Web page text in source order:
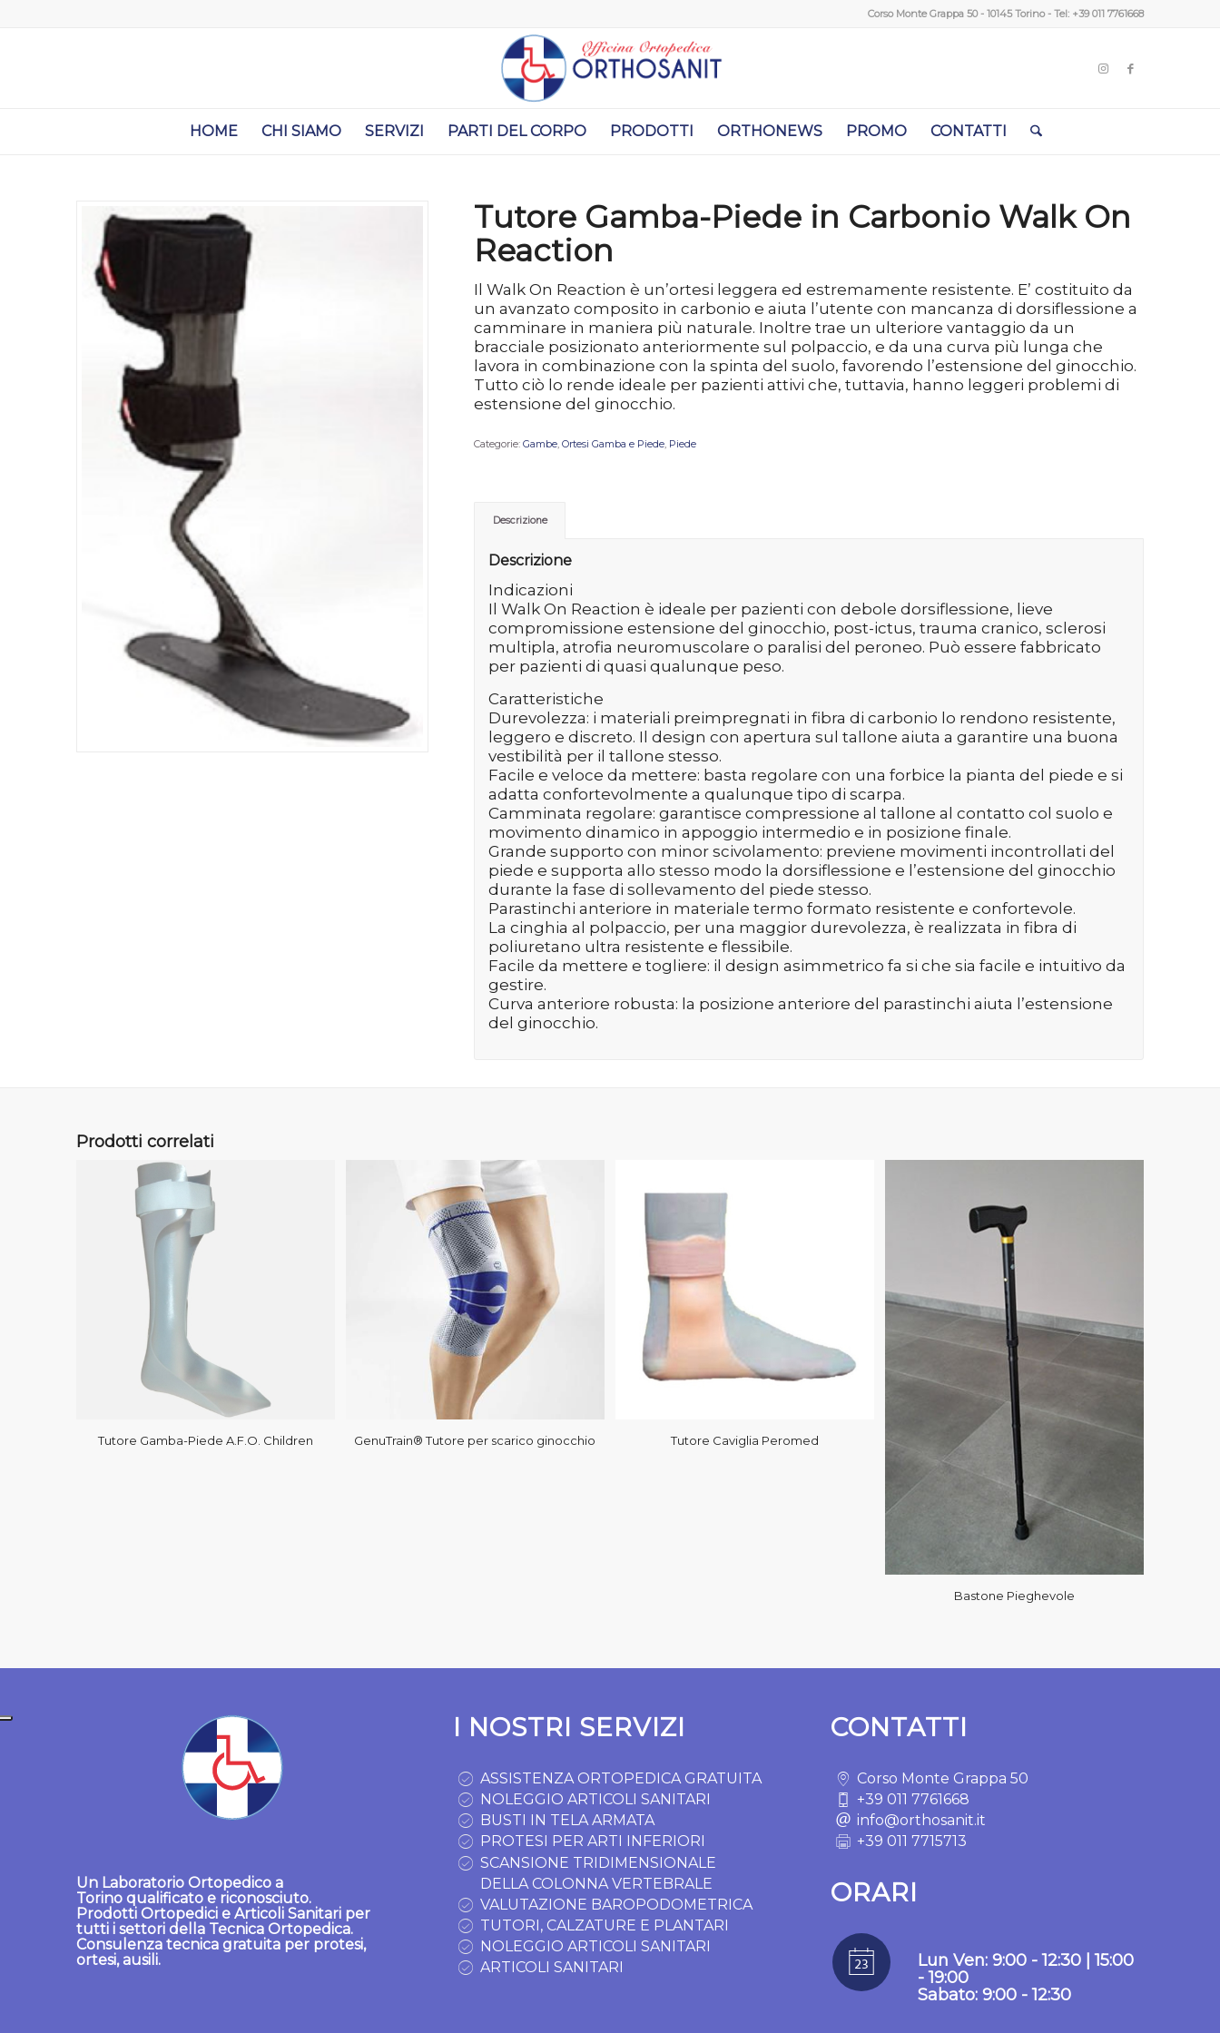
Corso Monte Grappa 50 - 10145 Torino - Tel: +39 011 7761668
HOME CHI SIAMO SERVIZI PARTI DEL CORPO PRODOTTI ORTHONEWS PROMO CONTATTI
Tutore Gamba-Piede in Carbonio Walk On
Reaction
Il Walk On Reaction è un’ortesi leggera ed estremamente resistente. E’ costituito da
un avanzato composito in carbonio e aiuta l’utente con mancanza di dorsiflessione a
camminare in maniera più naturale. Inoltre trae un ulteriore vantaggio da un
bracciale posizionato anteriormente sul polpaccio, e da una curva più lunga che
lavora in combinazione con la spinta del suolo, favorendo l’estensione del ginocchio.
Tutto ciò lo rende ideale per pazienti attivi che, tuttavia, hanno leggeri problemi di
estensione del ginocchio.
Categorie: Gambe, Ortesi Gamba e Piede, Piede
Descrizione
Descrizione
Indicazioni
Il Walk On Reaction è ideale per pazienti con debole dorsiflessione, lieve
compromissione estensione del ginocchio, post-ictus, trauma cranico, sclerosi
multipla, atrofia neuromuscolare o paralisi del peroneo. Può essere fabbricato
per pazienti di quasi qualunque peso.
Caratteristiche
Durevolezza: i materiali preimpregnati in fibra di carbonio lo rendono resistente,
leggero e discreto. Il design con apertura sul tallone aiuta a garantire una buona
vestibilità per il tallone stesso.
Facile e veloce da mettere: basta regolare con una forbice la pianta del piede e si
adatta confortevolmente a qualunque tipo di scarpa.
Camminata regolare: garantisce compressione al tallone al contatto col suolo e
movimento dinamico in appoggio intermedio e in posizione finale.
Grande supporto con minor scivolamento: previene movimenti incontrollati del
piede e supporta allo stesso modo la dorsiflessione e l’estensione del ginocchio
durante la fase di sollevamento del piede stesso.
Parastinchi anteriore in materiale termo formato resistente e confortevole.
La cinghia al polpaccio, per una maggior durevolezza, è realizzata in fibra di
poliuretano ultra resistente e flessibile.
Facile da mettere e togliere: il design asimmetrico fa si che sia facile e intuitivo da
gestire.
Curva anteriore robusta: la posizione anteriore del parastinchi aiuta l’estensione
del ginocchio.
Prodotti correlati
Tutore Gamba-Piede A.F.O. Children GenuTrain® Tutore per scarico ginocchio Tutore Caviglia Peromed
Bastone Pieghevole
Un Laboratorio Ortopedico a
Torinoqualificato e riconosciuto.
Prodotti Ortopedicie Articoli Sanitariper
tutti i settori della Tecnica Ortopedica.
Consulenza tecnica gratuita per protesi,
ortesi, ausili.
I NOSTRI SERVIZI
ASSISTENZA ORTOPEDICA GRATUITA
NOLEGGIO ARTICOLI SANITARI
BUSTI IN TELA ARMATA
PROTESI PER ARTI INFERIORI
SCANSIONE TRIDIMENSIONALE
DELLA COLONNA VERTEBRALE
VALUTAZIONE BAROPODOMETRICA
TUTORI, CALZATURE E PLANTARI
NOLEGGIO ARTICOLI SANITARI
ARTICOLI SANITARI
CONTATTI
Corso Monte Grappa 50
+39 011 7761668
info@orthosanit.it
+39 011 7715713
ORARI
Lun Ven: 9:00 - 12:30 | 15:00
- 19:00
Sabato: 9:00 - 12:30